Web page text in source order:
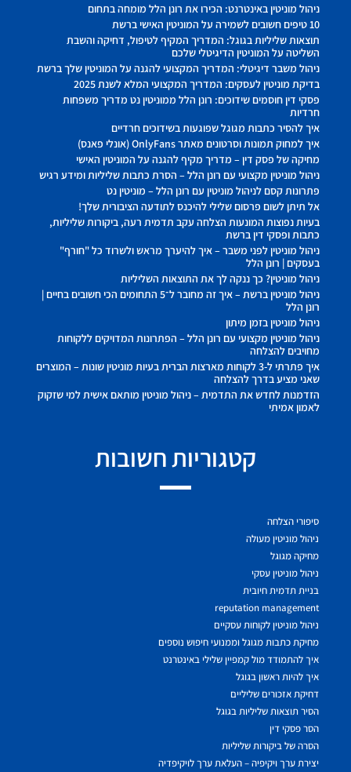
ניהול מוניטין באינטרנט: הכירו את רונן הלל מומחה בתחום
10 טיפים חשובים לשמירה על המוניטין האישי ברשת
תוצאות שליליות בגוגל: המדריך המקיף לטיפול, דחיקה והשבת
השליטה על המוניטין הדיגיטלי שלכם
ניהול משבר דיגיטלי: המדריך המקצועי להגנה על המוניטין שלך ברשת
בדיקת מוניטין לעסקים: המדריך המקצועי המלא לשנת 2025
פסקי דין חוסמים שידוכים: רונן הלל ממוניטין נט מדריך משפחות
חרדיות
איך להסיר כתבות מגוגל שפוגעות בשידוכים חרדיים
איך למחוק תמונות וסרטונים מאתר OnlyFans (אונלי פאנס)
מחיקה של פסק דין – מדריך מקיף להגנה על המוניטין האישי
ניהול מוניטין מקצועי עם רונן הלל – הסרת כתבות שליליות ומידע רגיש
פתרונות קסם לניהול מוניטין עם רונן הלל – מוניטין נט
אל תיתן לשום פרסום שלילי להיכנס לתודעה הציבורית שלך!
בעיות נפוצות המונעות הצלחה עקב תדמית רעה, ביקורות שליליות,
כתבות ופסקי דין ברשת
ניהול מוניטין לפני משבר – איך להיערך מראש ולשרוד כל "חורף"
בעסקים | רונן הלל
ניהול מוניטין? כך ננקה לך את התוצאות השליליות
ניהול מוניטין ברשת – איך זה מחובר ל־5 התחומים הכי חשובים בחיים |
רונן הלל
ניהול מוניטין בזמן מיתון
ניהול מוניטין מקצועי עם רונן הלל – הפתרונות המדויקים ללקוחות
מחויבים להצלחה
איך פתרתי ל-3 לקוחות מארצות הברית בעיות מוניטין שונות – המוצרים
שאני מציע בדרך להצלחה
הזדמנות לחדש את התדמית – ניהול מוניטין מותאם אישית למי שזקוק
לאמון אמיתי
קטגוריות חשובות
סיפורי הצלחה
ניהול מוניטין מעולה
מחיקה מגוגל
ניהול מוניטין עסקי
בניית תדמית חיובית
reputation management
ניהול מוניטין לקוחות עסקיים
מחיקת כתבות מגוגל וממנועי חיפוש נוספים
איך להתמודד מול קמפיין שלילי באינטרנט
איך להיות ראשון בגוגל
דחיקת אזכורים שליליים
הסיר תוצאות שליליות בגוגל
הסר פסקי דין
הסרה של ביקורות שליליות
יצירת ערך ויקיפיה – העלאת ערך לויקיפדיה